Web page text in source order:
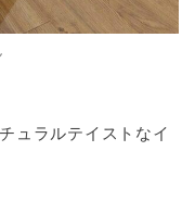
ュラルテイストなイ